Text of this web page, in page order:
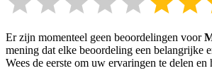
Er zijn momenteel geen beoordelingen voor
mening dat elke beoordeling een belangrijke
Wees de eerste om uw ervaringen te delen